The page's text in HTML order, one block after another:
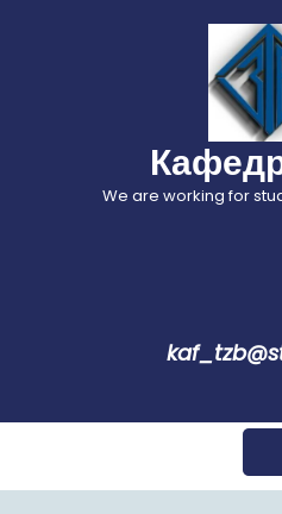
We are working for